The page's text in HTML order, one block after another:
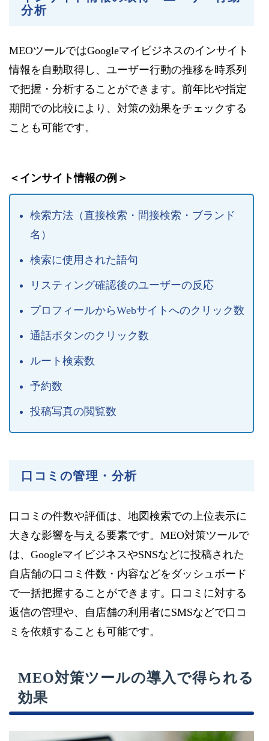
分析
MEOツールではGoogleマイビジネスのインサイト
情報を自動取得し、ユーザー行動の推移を時系列
で把握・分析することができます。前年比や指定
期間での比較により、対策の効果をチェックする
ことも可能です。
＜インサイト情報の例＞
検索方法（直接検索・間接検索・ブランド
名）
検索に使用された語句
リスティング確認後のユーザーの反応
プロフィールからWebサイトへのクリック数
通話ボタンのクリック数
ルート検索数
予約数
投稿写真の閲覧数
口コミの管理・分析
口コミの件数や評価は、地図検索での上位表示に
大きな影響を与える要素です。MEO対策ツールで
は、GoogleマイビジネスやSNSなどに投稿された
自店舗の口コミ件数・内容などをダッシュボード
で一括把握することができます。口コミに対する
返信の管理や、自店舗の利用者にSMSなどで口コ
ミを依頼することも可能です。
MEO対策ツールの導入で得られる
効果